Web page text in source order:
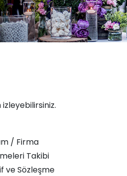
/ Firma
Takibi
ve Sözleşme